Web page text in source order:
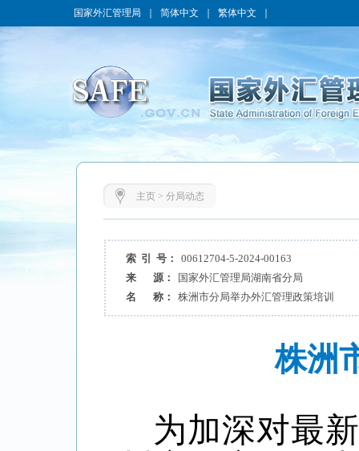
国家外汇管理局 简体中文 繁体中文
主页> 分局动态
索 引 号：
00612704-5-2024-00163
来 源：
国家外汇管理局湖南省分局
名 称：
株洲市分局举办外汇管理政策培训
株洲
为加深对最